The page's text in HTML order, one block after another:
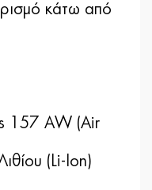
κάτω από
157 AW (Air
(Li-Ion)